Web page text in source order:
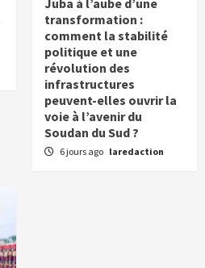
Juba à l’aube d’une
transformation :
comment la stabilité
politique et une
révolution des
infrastructures
peuvent-elles ouvrir la
voie à l’avenir du
Soudan du Sud ?
6 jours ago laredaction